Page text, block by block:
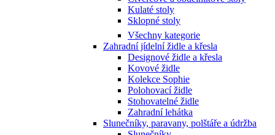
Kulaté stoly
Sklopné stoly
Všechny kategorie
Zahradní jídelní židle a křesla
Designové židle a křesla
Kovové židle
Kolekce Sophie
Polohovací židle
Stohovatelné židle
Zahradní lehátka
Slunečníky, paravany, polštáře a údržba